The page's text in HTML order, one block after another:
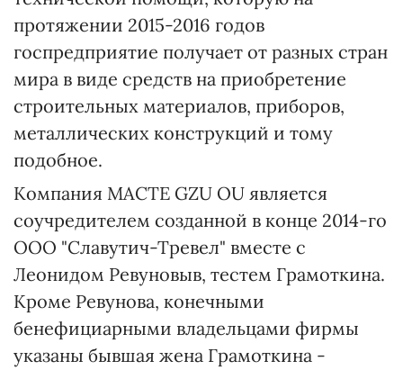
протяжении 2015-2016 годов
госпредприятие получает от разных стран
мира в виде средств на приобретение
строительных материалов, приборов,
металлических конструкций и тому
подобное.
Компания МАСТЕ GZU OU является
соучредителем созданной в конце 2014-го
ООО "Славутич-Тревел" вместе с
Леонидом Ревуновыв, тестем Грамоткина.
Кроме Ревунова, конечными
бенефициарными владельцами фирмы
указаны бывшая жена Грамоткина -